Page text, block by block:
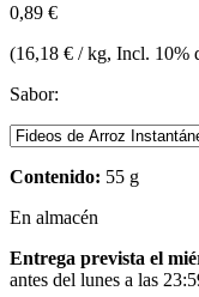
0,89 €
(16,18 € / kg, Incl. 10%
Sabor:
Contenido: 55 g
En almacén
Entrega prevista el
antes del lunes a las